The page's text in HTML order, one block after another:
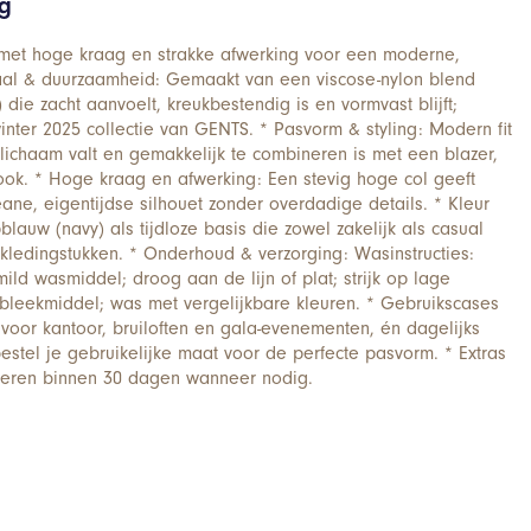
hoge kraag en strakke afwerking voor een moderne,
& duurzaamheid: Gemaakt van een viscose-nylon blend
die zacht aanvoelt, kreukbestendig is en vormvast blijft;
2025 collectie van GENTS. * Pasvorm & styling: Modern fit
valt en gemakkelijk te combineren is met een blazer,
* Hoge kraag en afwerking: Een stevig hoge col geeft
eigentijdse silhouet zonder overdadige details. * Kleur
(navy) als tijdloze basis die zowel zakelijk als casual
* Onderhoud & verzorging: Wasinstructies:
wasmiddel; droog aan de lijn of plat; strijk op lage
was met vergelijkbare kleuren. * Gebruikscases
kantoor, bruiloften en gala-evenementen, én dagelijks
je gebruikelijke maat voor de perfecte pasvorm. * Extras
binnen 30 dagen wanneer nodig.